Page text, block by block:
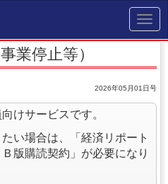
業停止等）
2026年05月01日号
けサービスです。
い場合は、「経済リポート
版購読契約」が必要になり